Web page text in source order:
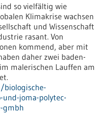
so vielfältig wie
Klimakrise wachsen
und Wissenschaft
rasant. Von
kommend, aber mit
daher zwei baden-
malerischen Lauffen am
joma-polytec-
gmbh